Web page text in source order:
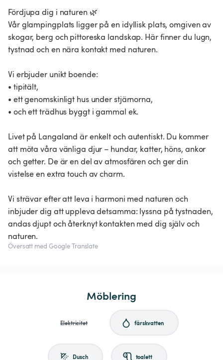
Fördjupa dig i naturen 🌿
Vår glampingplats ligger på en idyllisk plats, omgiven av
skogar, berg och pittoreska landskap. Här finner du lugn,
tystnad och en nära kontakt med naturen.
Vi erbjuder unikt boende:
• tipitält,
• ett genomskinligt hus under stjärnorna,
• och ett trädhus byggt i gammal ek.
Livet på Langaland är enkelt och autentiskt. Du kommer
att möta våra vänliga djur – hundar, katter, höns, ankor
och getter. De är en del av atmosfären och ger din
vistelse en extra touch av charm.
Vi strävar efter att leva i harmoni med naturen och
inbjuder dig att uppleva detsamma: lyssna på tystnaden,
andas djupt och återknyt kontakten med dig själv och
naturen.
Översatt med Google Translate
Möblering
Elektricitet färskvatten
Dusch toalett